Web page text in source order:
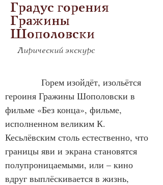
Градус горения
Гражины
Шополовски
Лирический экскурс
Горем изойдёт, изольётся
героиня Гражины Шополовски в
фильме «Без конца», фильме,
исполненном великим К.
Кесьлёвским столь естественно, что
границы яви и экрана становятся
полупроницаемыми, или – кино
вдруг выплёскивается в жизнь,